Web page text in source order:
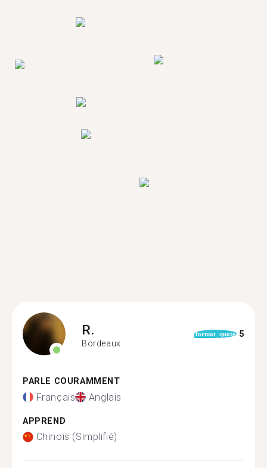
R.
Bordeaux
format_quote 5
PARLE COURAMMENT
Français Anglais
APPREND
Chinois (Simplifié)